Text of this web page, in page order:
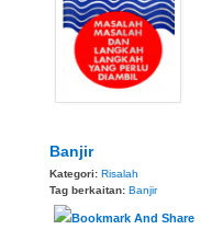
Banjir
Kategori: Risalah
Tag berkaitan: Banjir